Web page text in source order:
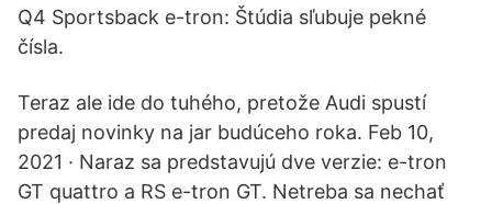
Q4 Sportsback e-tron: Štúdia sľubuje pekné
čísla.
Teraz ale ide do tuhého, pretože Audi spustí
predaj novinky na jar budúceho roka. Feb 10,
2021 · Naraz sa predstavujú dve verzie: e-tron
GT quattro a RS e-tron GT. Netreba sa nechať